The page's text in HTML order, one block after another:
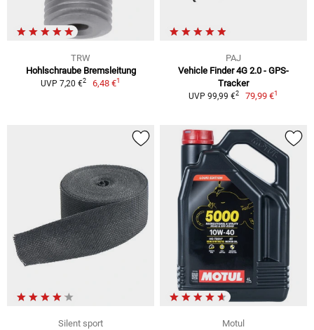
TRW
Hohlschraube Bremsleitung
UVP 7,20 €2 6,48 €1
PAJ
Vehicle Finder 4G 2.0 - GPS-
Tracker
UVP 99,99 €2 79,99 €1
Silent sport
Motul